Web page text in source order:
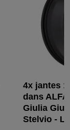
4x jantes
dans
Giulia
Stelvio -